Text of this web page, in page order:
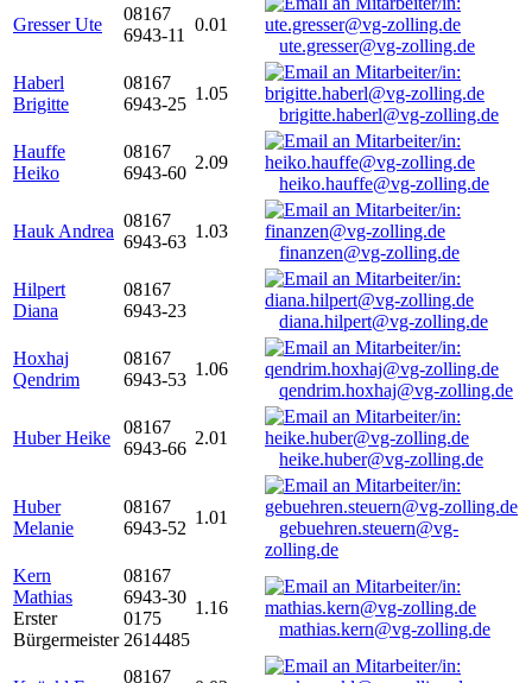
Gresser Ute
08167
6943-11
0.01
ute.gresser@vg-zolling.de
Haberl
Brigitte
08167
6943-25
1.05
brigitte.haberl@vg-zolling.de
Hauffe
Heiko
08167
6943-60
2.09
heiko.hauffe@vg-zolling.de
Hauk Andrea
08167
6943-63
1.03
finanzen@vg-zolling.de
Hilpert
Diana
08167
6943-23
diana.hilpert@vg-zolling.de
Hoxhaj
Qendrim
08167
6943-53
1.06
qendrim.hoxhaj@vg-zolling.de
Huber Heike
08167
6943-66
2.01
heike.huber@vg-zolling.de
Huber
Melanie
08167
6943-52
1.01
gebuehren.steuern@vg-
zolling.de
Kern
Mathias
Erster
Bürgermeister
08167
6943-30
0175
2614485
1.16
mathias.kern@vg-zolling.de
08167